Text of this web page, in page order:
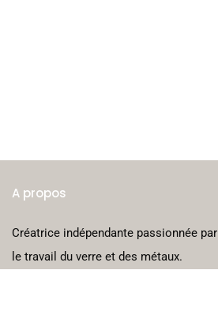
A propos
Créatrice indépendante passionnée par
le travail du verre et des métaux.